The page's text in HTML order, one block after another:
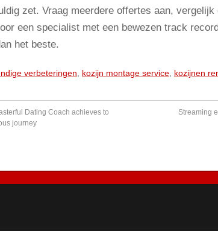
zet. Vraag meerdere offertes aan, vergelijk
een specialist met een bewezen track
het beste.
verbeteringen kozijn montage service kozijnen
Dating Coach achieves to
journey
Streaming